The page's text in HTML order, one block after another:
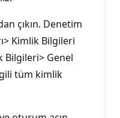
çıkın. Denetim
Kimlik Bilgileri
Bilgileri> Genel
tüm kimlik